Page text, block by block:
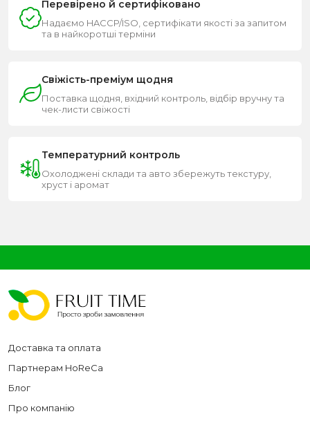
Перевірено й сертифіковано
Надаємо HACCP/ISO, сертифікати якості за запитом
та в найкоротші терміни
Свіжість-преміум щодня
Поставка щодня, вхідний контроль, відбір вручну та
чек-листи свіжості
Температурний контроль
Охолоджені склади та авто збережуть текстуру,
хруст і аромат
Доставка та оплата
Партнерам HoReCa
Блог
Про компанію